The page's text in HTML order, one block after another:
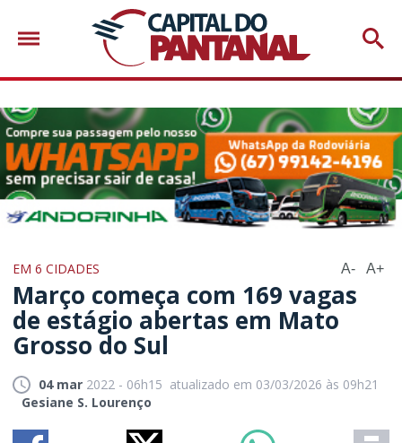
EM 6 CIDADES A- A+
Março começa com 169 vagas
de estágio abertas em Mato
Grosso do Sul
04 mar 2022 - 06h15 atualizado em 03/03/2026 às 09h21
Gesiane S. Lourenço